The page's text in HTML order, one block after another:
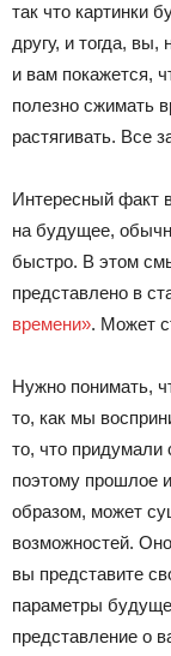
так что картинки
другу, и тогда,
и вам покажется,
полезно сжимать
растягивать. Все
Интересный факт
на будущее,
быстро. В этом
представлено в
времени». Может
Нужно понимать,
то, как мы
то, что
поэтому прошлое
образом, может
возможностей.
вы представите
параметры
представление о